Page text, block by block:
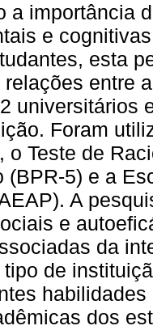
a importância
e
esta
entre
universitários
Foram
o Teste de
(BPR-5) e a
A
e
da
de
dos